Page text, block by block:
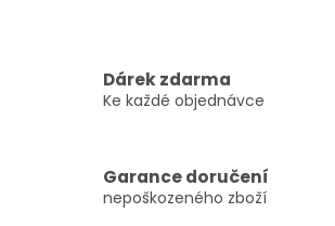
Dárek zdarma
Ke každé objednávce
Garance doručení
nepoškozeného zboží